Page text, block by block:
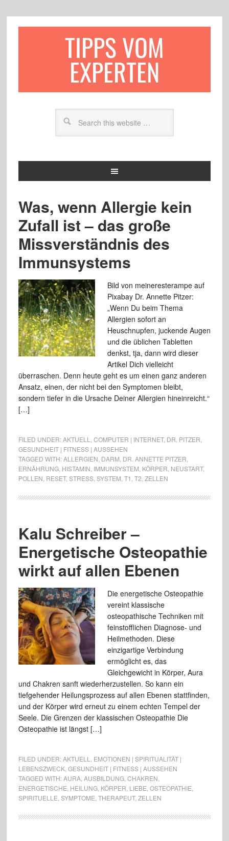
TIPPS VOM
EXPERTEN
Was, wenn Allergie kein
Zufall ist – das große
Missverständnis des
Immunsystems
Bild von meineresterampe auf
Pixabay Dr. Annette Pitzer:
„Wenn Du beim Thema
Allergien sofort an
Heuschnupfen, juckende Augen
und die üblichen Tabletten
denkst, tja, dann wird dieser
Artikel Dich vielleicht
überraschen. Denn heute geht es um einen ganz anderen
Ansatz, einen, der nicht bei den Symptomen bleibt,
sondern tiefer in die Ursache Deiner Allergien hineinreicht.“
[…]
FILED UNDER:AKTUELL COMPUTER | INTERNET, DR. PITZER
GESUNDHEIT | FITNESS | AUSSEHEN
TAGGED WITH:ALLERGIEN DARM DR. ANNETTE PITZER
ERNÄHRUNG, HISTAMIN IMMUNSYSTEM KÖRPER NEUSTART,
POLLEN RESET, STRESS, SYSTEM T1 T2 ZELLEN
Kalu Schreiber –
Energetische Osteopathie
wirkt auf allen Ebenen
Die energetische Osteopathie
vereint klassische
osteopathische Techniken mit
feinstofflichen Diagnose- und
Heilmethoden. Diese
einzigartige Verbindung
ermöglicht es, das
Gleichgewicht in Körper, Aura
und Chakren sanft wiederherzustellen. So kann ein
tiefgehender Heilungsprozess auf allen Ebenen stattfinden,
und der Körper wird erneut zu einem echten Tempel der
Seele. Die Grenzen der klassischen Osteopathie Die
Osteopathie ist längst […]
FILED UNDER:AKTUELL
EMOTIONEN | SPIRITUALITÄT |
LEBENSZWECK, GESUNDHEIT | FITNESS | AUSSEHEN
TAGGED WITH:AURA, AUSBILDUNG, CHAKREN
ENERGETISCHE HEILUNG, KÖRPER LIEBE OSTEOPATHIE
SPIRITUELLE SYMPTOME THERAPEUT, ZELLEN